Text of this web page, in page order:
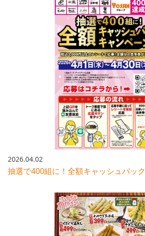
2026.04.02
抽選で400組に！全額キャッシュバッ